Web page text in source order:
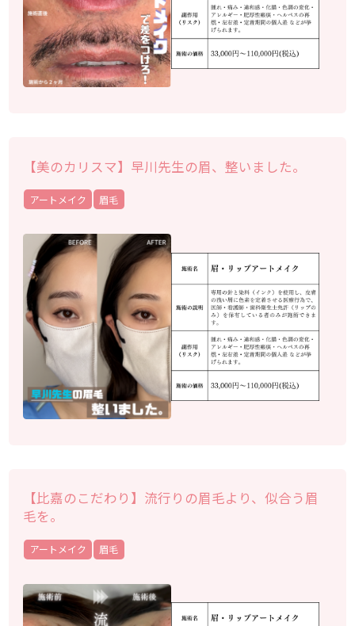
【美のカリスマ】早川先生の眉、整いました。
アートメイク 眉毛
【比嘉のこだわり】流行りの眉毛より、似合う眉
毛を。
アートメイク 眉毛